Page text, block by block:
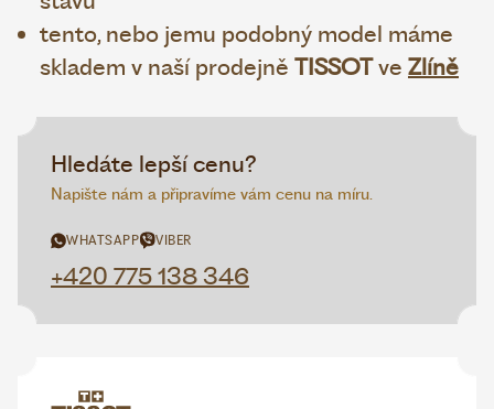
tento, nebo jemu podobný model máme
skladem v naší prodejně TISSOTve Zlíně
Hledáte lepší cenu?
Napište nám a připravíme vám cenu na míru.
WHATSAPP VIBER
+420 775 138 346